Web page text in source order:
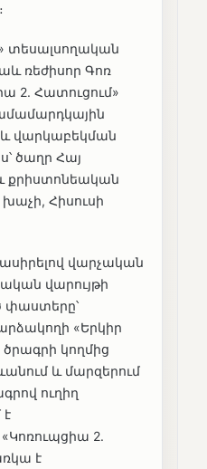
տեսալսողական
ռեժիսոր Գոռ
2. Հատուցում»
վարկաբեկման
ծաղր Հայ
քրիստոնեական
Հիսուսի
վարչական
վարույթի
փաստերը՝
«Երկիր
կողմից
և մարզերում
ուղիղ
է
«Կոռուպցիա 2.
է